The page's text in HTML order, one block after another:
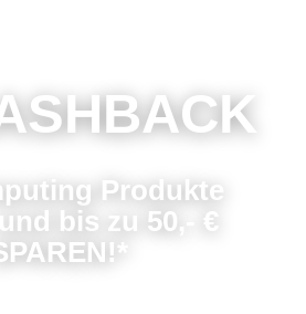
Produkte
bis zu 50,- €